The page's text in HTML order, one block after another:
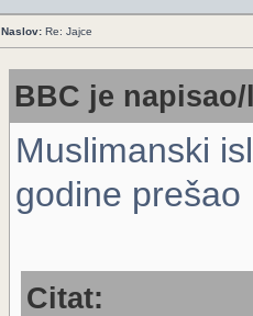
Naslov: Re: Jajce
BBC je
Muslimanski
godine
Citat: